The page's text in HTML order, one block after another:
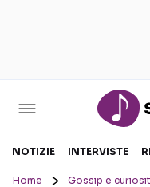
Sezioni
NOTIZIE INTERVISTE
Home Gossip e